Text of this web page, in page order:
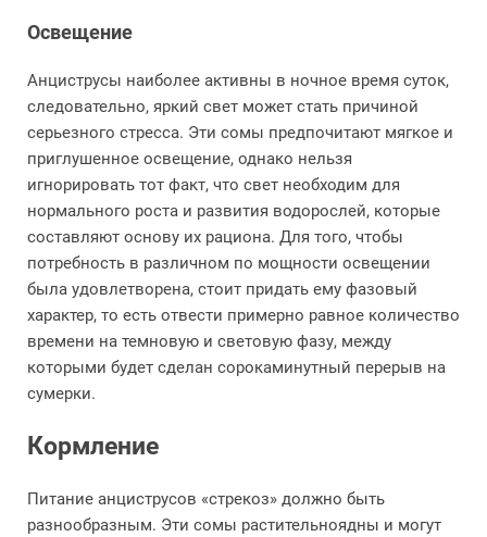
Освещение
Анциструсы наиболее активны в ночное время суток,
следовательно, яркий свет может стать причиной
серьезного стресса. Эти сомы предпочитают мягкое и
приглушенное освещение, однако нельзя
игнорировать тот факт, что свет необходим для
нормального роста и развития водорослей, которые
составляют основу их рациона. Для того, чтобы
потребность в различном по мощности освещении
была удовлетворена, стоит придать ему фазовый
характер, то есть отвести примерно равное количество
времени на темновую и световую фазу, между
которыми будет сделан сорокаминутный перерыв на
сумерки.
Кормление
Питание анциструсов «стрекоз» должно быть
разнообразным. Эти сомы растительноядны и могут